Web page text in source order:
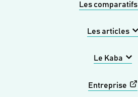
Les comparatifs
Les articles
Le Kaba
Entreprise